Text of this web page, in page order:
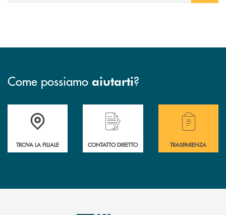
Come possiamo aiutarti?
Accedi all' elenco completo delle filiali della Bcc.
TROVA LA FILIALE
Hai bisogno di assistenza immediata?
CONTATTO DIRETTO
Hai bisogno di
TRASPARENZA